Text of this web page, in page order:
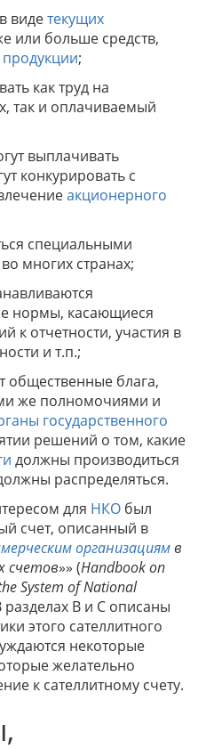
видетекущих
или больше средств,
продукции;
как труд на
так и оплачиваемый
выплачивать
конкурировать с
акционерного
специальными
многих странах;
нормы, касающиеся
к отчетности, участия в
и т.п.;
общественные блага,
же полномочиями и
государственного
решений о том, какие
должны производиться
распределяться.
для НКО был
счет, описанный в
организациямв
счетов»» (Handbook on
System of National
B и C описаны
этого сателлитного
некоторые
желательно
к сателлитному счету.